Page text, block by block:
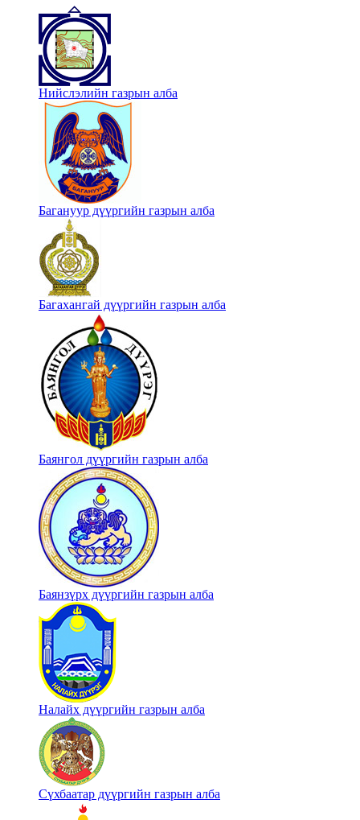
Нийслэлийн газрын алба
Багануур дүүргийн газрын алба
Багахангай дүүргийн газрын алба
Баянгол дүүргийн газрын алба
Баянзүрх дүүргийн газрын алба
Налайх дүүргийн газрын алба
Сүхбаатар дүүргийн газрын алба